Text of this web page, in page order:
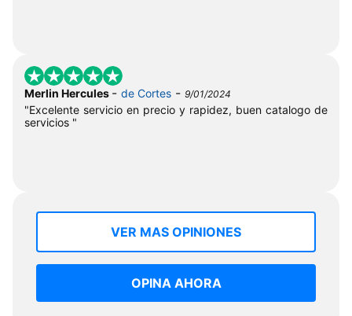
Merlin Hercules - de Cortes - 9/01/2024
"Excelente servicio en precio y rapidez, buen catalogo de
servicios "
VER MAS OPINIONES
OPINA AHORA